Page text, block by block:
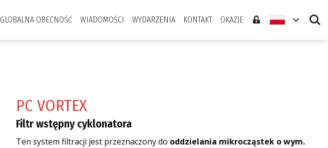
GLOBALNA OBECNOŚĆ WIADOMOŚCI WYDARZENIA KONTAKT OKAZJE Search
PC VORTEX
Filtr wstępny cyklonatora
Ten system filtracji jest przeznaczony do oddzielania mikrocząstek o wym.